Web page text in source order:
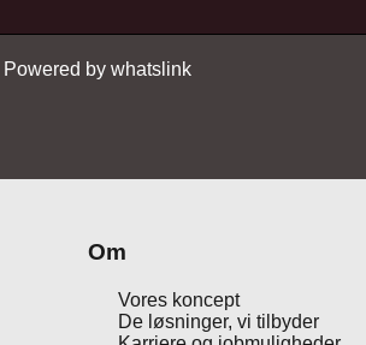
by whatslink
Om
Vores koncept
De løsninger, vi tilbyder